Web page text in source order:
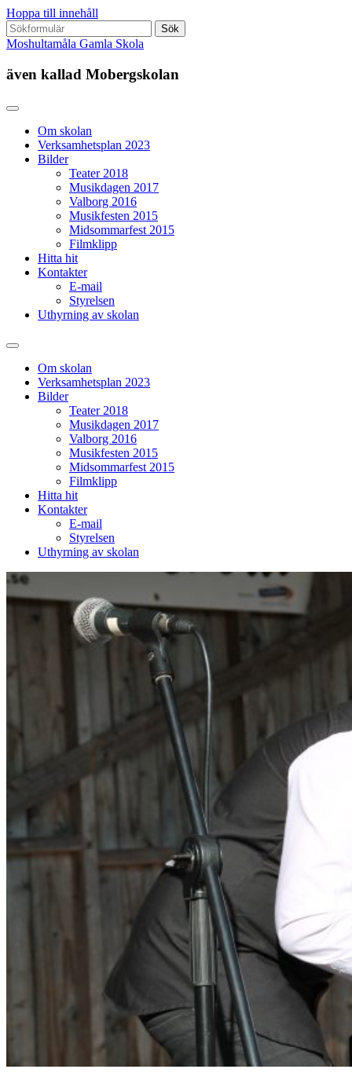
Hoppa till innehåll
Sök
efter:
Moshultamåla Gamla Skola
även kallad Mobergskolan
Om skolan
Verksamhetsplan 2023
Bilder
Teater 2018
Musikdagen 2017
Valborg 2016
Musikfesten 2015
Midsommarfest 2015
Filmklipp
Hitta hit
Kontakter
E-mail
Styrelsen
Uthyrning av skolan
Slå
sökfältOm skolan
Verksamhetsplan 2023
Bilder
Teater 2018
Musikdagen 2017
Valborg 2016
Musikfesten 2015
Midsommarfest 2015
Filmklipp
Hitta hit
Kontakter
E-mail
Styrelsen
Uthyrning av skolan